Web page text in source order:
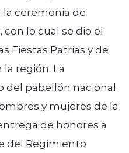
la ceremonia de
lo cual se dio el
Fiestas Patrias y de
la región. La
del pabellón nacional,
y mujeres de la
de honores a
del Regimiento